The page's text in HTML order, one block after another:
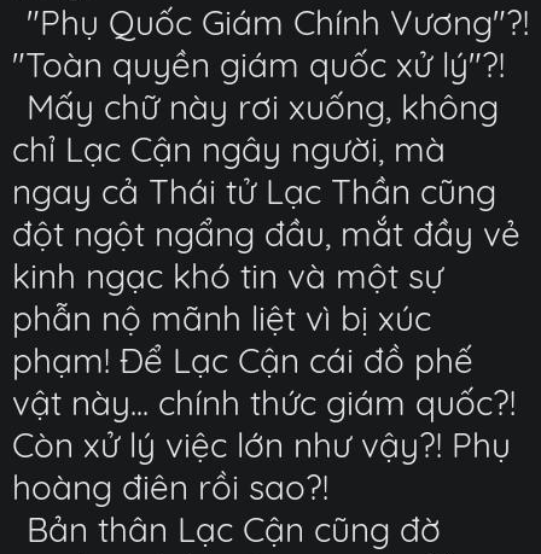
"Phụ Quốc Giám Chính Vương"?!
"Toàn quyền giám quốc xử lý"?!
Mấy chữ này rơi xuống, không
chỉ Lạc Cận ngây người, mà
ngay cả Thái tử Lạc Thần cũng
đột ngột ngẩng đầu, mắt đầy vẻ
kinh ngạc khó tin và một sự
phẫn nộ mãnh liệt vì bị xúc
phạm! Để Lạc Cận cái đồ phế
vật này... chính thức giám quốc?!
Còn xử lý việc lớn như vậy?! Phụ
hoàng điên rồi sao?!
Bản thân Lạc Cận cũng đờ